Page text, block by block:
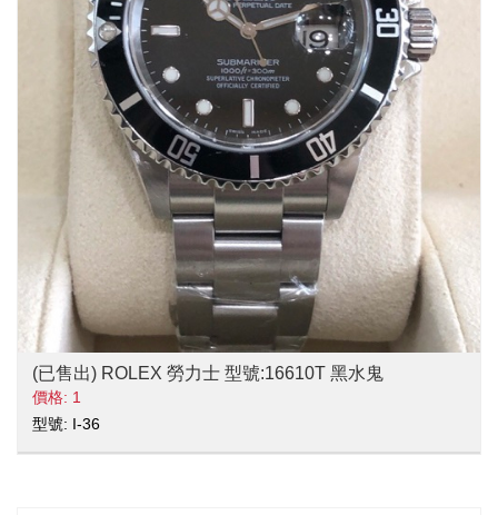
(已售出) ROLEX 勞力士 型號:16610T 黑水鬼
價格: 1
型號: I-36